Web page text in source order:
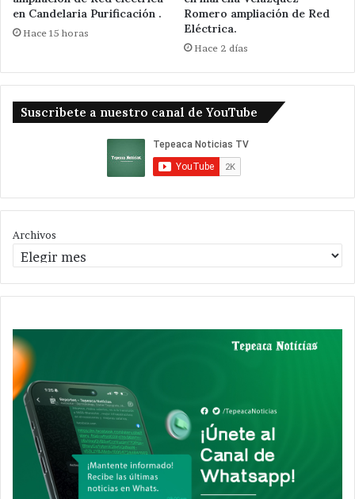
en Candelaria Purificación .
Hace 15 horas
Romero ampliación de Red
Eléctrica.
Hace 2 días
Suscribete a nuestro canal de YouTube
Archivos